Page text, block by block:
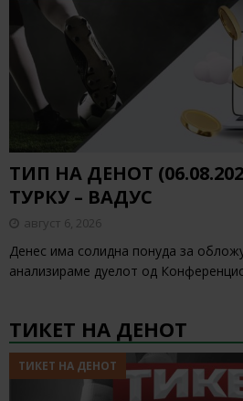
ТИП НА ДЕНОТ
ТУРКУ – ВАДУС
август 6, 2026
Денес има солидна понуда за
анализираме дуелот од
ТИКЕТ НА ДЕНОТ
ТИКЕТ НА ДЕНОТ